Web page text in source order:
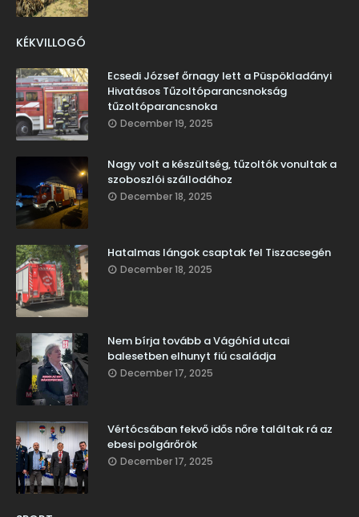
KÉKVILLOGÓ
Ecsedi József őrnagy lett a Püspökladányi
Hivatásos Tűzoltóparancsnokság
tűzoltóparancsnoka
December 19, 2025
Nagy volt a készültség, tűzoltók vonultak a
szoboszlói szállodához
December 18, 2025
Hatalmas lángok csaptak fel Tiszacsegén
December 18, 2025
Nem bírja tovább a Vágóhíd utcai
balesetben elhunyt fiú családja
December 17, 2025
Vértócsában fekvő idős nőre találtak rá az
ebesi polgárőrök
December 17, 2025